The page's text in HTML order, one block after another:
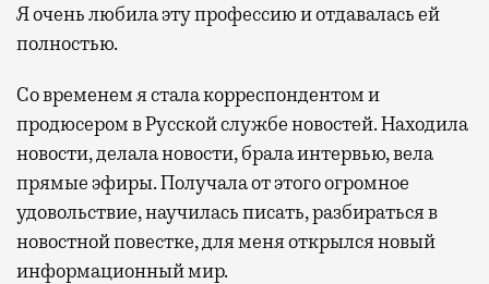
Я очень любила эту профессию и отдавалась ей
полностью.
Со временем я стала корреспондентом и
продюсером в Русской службе новостей. Находила
новости, делала новости, брала интервью, вела
прямые эфиры. Получала от этого огромное
удовольствие, научилась писать, разбираться в
новостной повестке, для меня открылся новый
информационный мир.